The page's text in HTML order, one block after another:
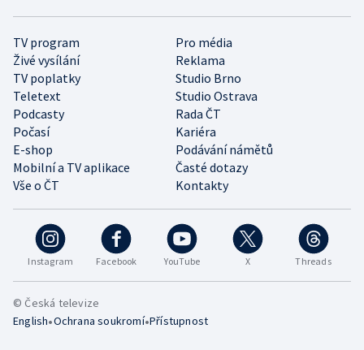
Instagram Facebook YouTube X Threads
TV program
Pro média
Živé vysílání
Reklama
TV poplatky
Studio Brno
Teletext
Studio Ostrava
Podcasty
Rada ČT
Počasí
Kariéra
E-shop
Podávání námětů
Mobilní a TV aplikace
Časté dotazy
Vše o ČT
Kontakty
© Česká televize
English•Ochrana soukromí•Přístupnost